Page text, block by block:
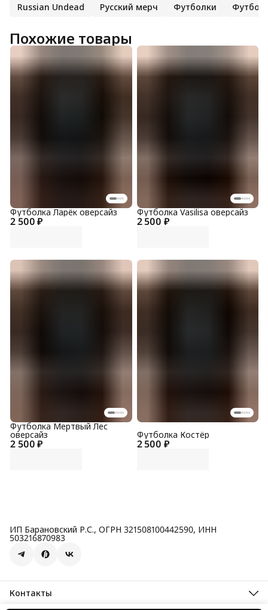
Russian Undead Русский мерч Футболки
Похожие товары
2 500 ₽
Футболка Ларёк оверсайз
2 500 ₽
Футболка Vasilisa оверсайз
2 500 ₽
Футболка Мертвый Лес
оверсайз
2 500 ₽
Футболка Костёр
ИП Барановский Р.С., ОГРН 321508100442590, ИНН
503216870983
Контакты